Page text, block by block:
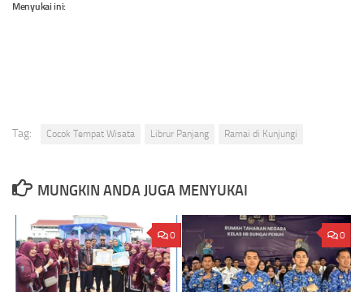
Menyukai ini:
Tag: Cocok Tempat Wisata Librur Panjang Ramai di Kunjungi
MUNGKIN ANDA JUGA MENYUKAI
0 0